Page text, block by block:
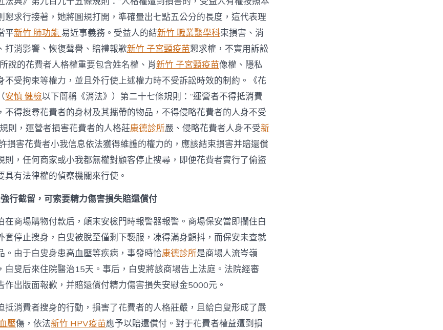
懇求行接著，她將圓規打開，準確量出七點五公分的長度，這代表理
平新竹 肺功能 易近事義務。受益人的結新竹 職業醫學科束損害、消
打消影響、恢復聲譽、賠禮報歉新竹 子宮頸疫苗懇求權，不實用訴訟
說的花費者人格權重要包含姓名權、肖新竹 子宮頸疫苗像權、隱私
不受拘束等權力，並且外行使上述權力時不受訴訟時效的制約。《花
安慎 健檢以下簡稱《消法》）第二十七條規則：“運營者不得抵消費
不得搜尋花費者的身材及其攜帶的物品，不得侵略花費者的人身不受
則，運營者損害花費者的人格莊康德診所嚴、侵略花費者人身不受新
損害花費者小我信息依法獲得維護的權力的，應該結束損害并賠還償
則，任何商家或小我都無權對顧客停止搜尋，即便花費者實行了偷盜
具有法律權的偵察機關來行使。
行截留，可索要精力傷害損失賠還償付
在商場購物付款后，顛末安檢門時報警器報警。商場保安當即攔住白
套停止搜身，白叟被脫至僅剩下褻服，凍得滿身顫抖，而保安未查就
。由于白叟身患高血壓等疾病，事發時恰康德診所是商場人流岑嶺
白叟后來住院醫治15天。事后，白叟將該商場告上法庭。法院經審
作出版面報歉，并賠還償付精力傷害損失安慰金5000元。
抵消費者搜身的行動，損害了花費者的人格莊嚴，且給白叟形成了嚴
壓傷，依法新竹 HPV疫苗應予以賠還償付。對于花費者權益遭到損